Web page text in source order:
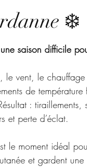
❄️
une saison difficile
le vent, le chauffage
de température
: tiraillements,
et perte d’éclat.
le moment idéal
et gardent